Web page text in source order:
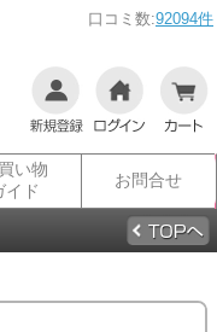
口コミ数:92094件
い物
イド
お問合せ